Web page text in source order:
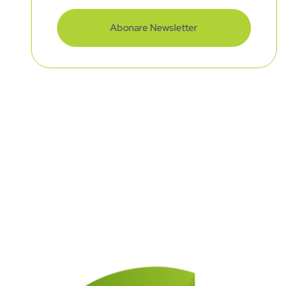
Abonare Newsletter